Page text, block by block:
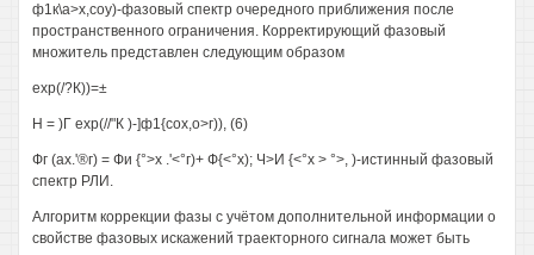
ф1к\а>х,соу)-фазовый спектр очередного приближения после
пространственного ограничения. Корректирующий фазовый
множитель представлен следующим образом
ехр(/?К))=±
Н = )Г ехр(//"К )-]ф1{сох,о>г)), (6)
Фг (ах.'®г) = Фи {°>х .'<°г)+ Ф{<°х); Ч>И {<°х > °>, )-истинный фазовый
спектр РЛИ.
Алгоритм коррекции фазы с учётом дополнительной информации о
свойстве фазовых искажений траекторного сигнала может быть